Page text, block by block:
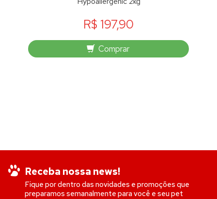
R$ 197,90
Comprar
Receba nossa news!
Fique por dentro das novidades e promoções que
preparamos semanalmente para você e seu pet